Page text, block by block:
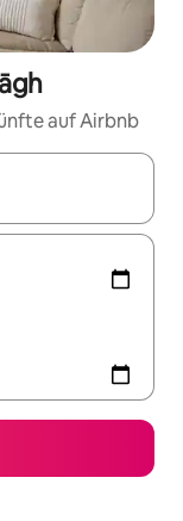
auf Airbnb
mit den